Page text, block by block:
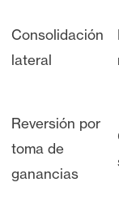
Consolidación
lateral
Reversión por
toma de
ganancias